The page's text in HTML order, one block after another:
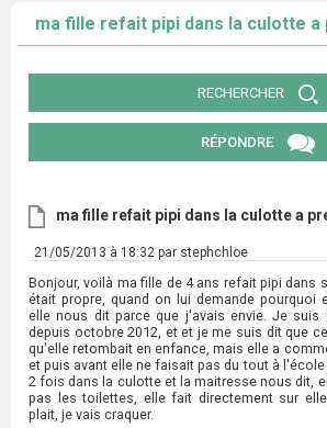
ma fille refait pipi dans la culotte a
RECHERCHER
RÉPONDRE
ma fille refait pipi dans la culotte a
21/05/2013 à 18:32 par stephchloe
Bonjour, voilà ma fille de 4 ans refait pipi dans
était propre, quand on lui demande pourquoi
elle nous dit parce que j'avais envie. Je suis
depuis octobre 2012, et et je me suis dit que
qu'elle retombait en enfance, mais elle a
et puis avant elle ne faisait pas du tout à
2 fois dans la culotte et la maitresse nous dit,
pas les toilettes, elle fait directement sur
plait, je vais craquer.